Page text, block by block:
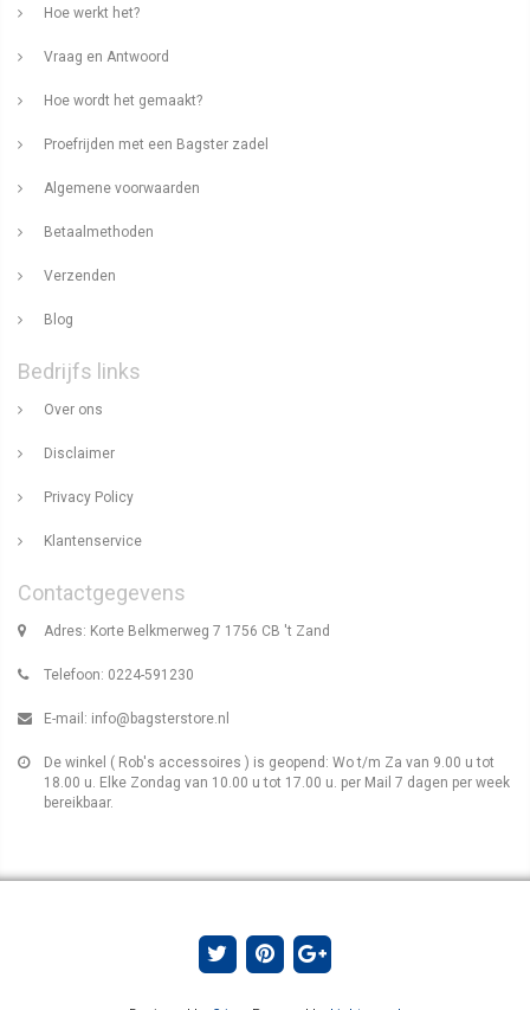
Hoe werkt het?
Vraag en Antwoord
Hoe wordt het gemaakt?
Proefrijden met een Bagster zadel
Algemene voorwaarden
Betaalmethoden
Verzenden
Blog
Bedrijfs links
Over ons
Disclaimer
Privacy Policy
Klantenservice
Contactgegevens
Adres: Korte Belkmerweg 7 1756 CB 't Zand
Telefoon: 0224-591230
E-mail: info@bagsterstore.nl
De winkel ( Rob's accessoires ) is geopend: Wo t/m Za van 9.00 u tot
18.00 u. Elke Zondag van 10.00 u tot 17.00 u. per Mail 7 dagen per week
bereikbaar.